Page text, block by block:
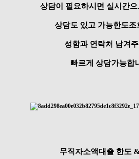
상담이 필요하시면 실시간
상담도 있고 가능한도조
성함과 연락처 남겨
빠르게 상담가능합
무직자소액대출 한도